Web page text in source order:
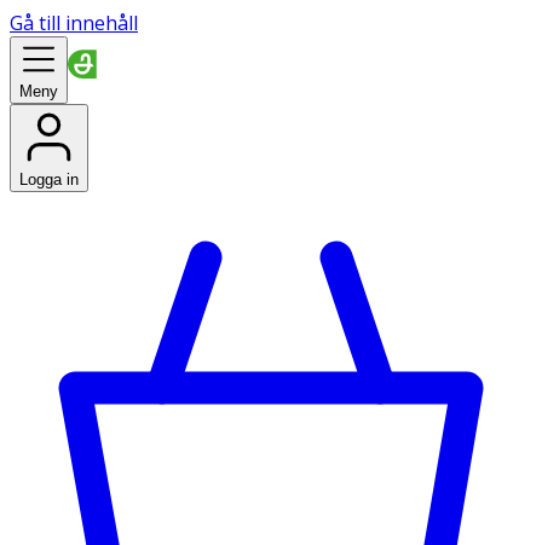
Gå till innehåll
Meny
Logga in